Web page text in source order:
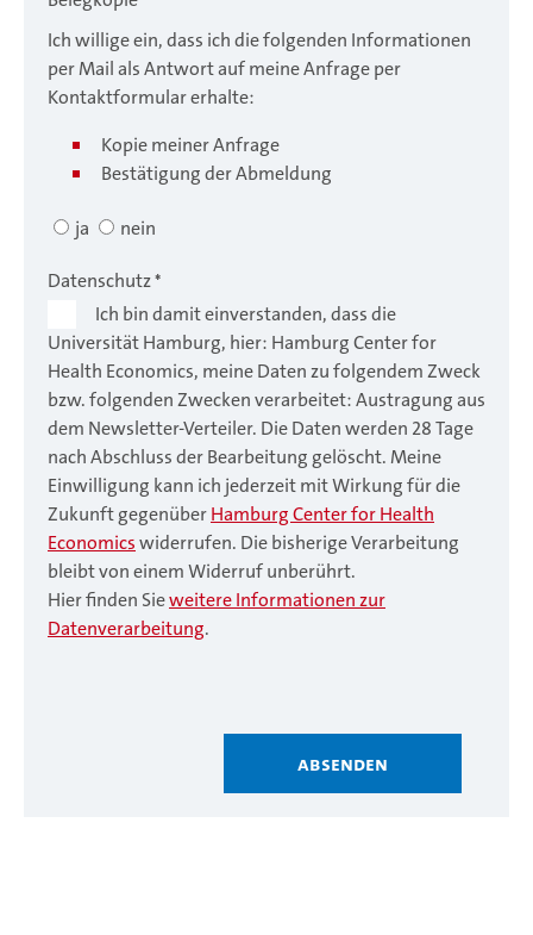
Ich willige ein, dass ich die folgenden Informationen
per Mail als Antwort auf meine Anfrage per
Kontaktformular erhalte:
Kopie meiner Anfrage
Bestätigung der Abmeldung
ja nein
Datenschutz*
Ich bin damit einverstanden, dass die
Universität Hamburg, hier: Hamburg Center for
Health Economics, meine Daten zu folgendem Zweck
bzw. folgenden Zwecken verarbeitet: Austragung aus
dem Newsletter-Verteiler. Die Daten werden 28 Tage
nach Abschluss der Bearbeitung gelöscht. Meine
Einwilligung kann ich jederzeit mit Wirkung für die
Zukunft gegenüberHamburg Center for Health
Economicswiderrufen. Die bisherige Verarbeitung
bleibt von einem Widerruf unberührt.
Hier finden Sieweitere Informationen zur
Datenverarbeitung.
Absenden